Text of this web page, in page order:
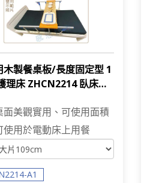
木製餐桌板/長度固定型 1
理床 ZHCN2214 臥床者
面美觀實用、可使用面積
使用於電動床上用餐
A1